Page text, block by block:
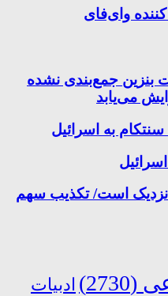
وای‌فای
بنزین جمع‌بندی نشده
می‌یابد
به اسرائیل
نزدیک است/ تکذیب سهم
(2730)
ادبیات